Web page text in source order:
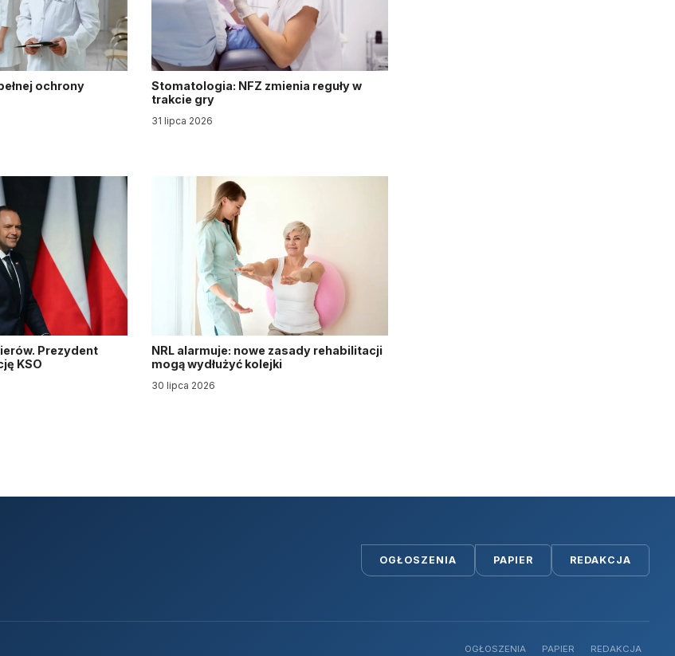
ochrony
Stomatologia: NFZ zmienia reguły w
trakcie gry
31 lipca 2026
Prezydent
KSO
NRL alarmuje: nowe zasady rehabilitacji
mogą wydłużyć kolejki
30 lipca 2026
OGŁOSZENIA PAPIER REDAKCJA
OGŁOSZENIA PAPIER REDAKCJA